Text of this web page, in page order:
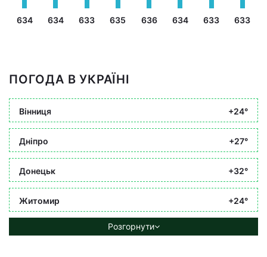
634 634 633 635 636 634 633 633
ПОГОДА В УКРАЇНІ
Вінниця +24°
Дніпро +27°
Донецьк +32°
Житомир +24°
Розгорнути